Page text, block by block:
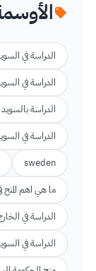
الدراسة في
الدراسة في
الدراسة
الدراسة في
sweden
ما هي اهم المنح
الدراسة في
الدراسة في